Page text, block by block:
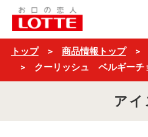
ク
ー
リ
シ
ベ
トップ 商品情報トップ
クーリッシュ ベルギーチ
アイ